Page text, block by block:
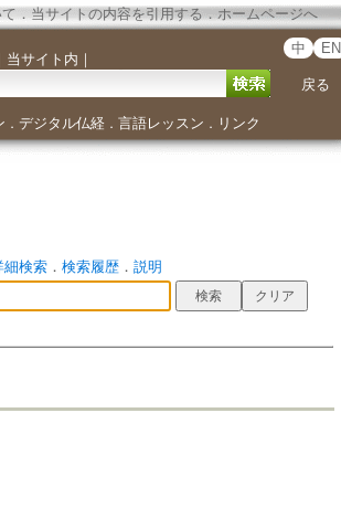
．当サイトの内容を引用する ． ホームページへ
当サイト内 ｜
中 EN
戻る
． デジタル仏経． 言語レッスン ． リンク
細検索． 検索履歴． 説明